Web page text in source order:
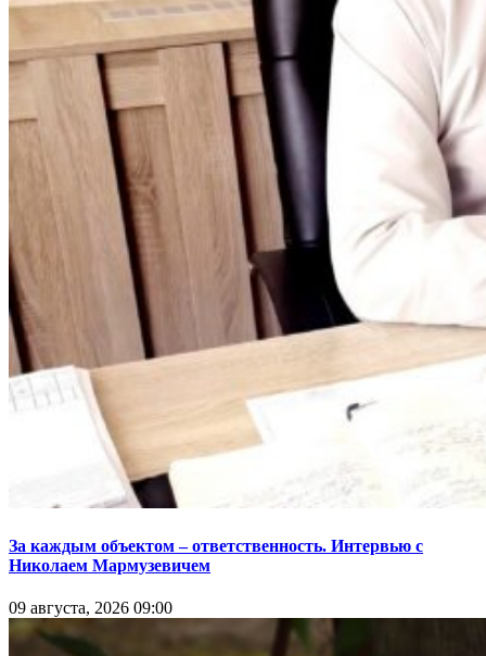
За каждым объектом – ответственность. Интервью с
Николаем Мармузевичем
09 августа, 2026 09:00